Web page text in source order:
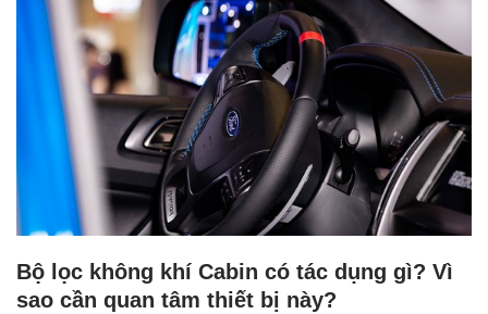
Bộ lọc không khí Cabin có tác dụng gì? Vì
sao cần quan tâm thiết bị này?